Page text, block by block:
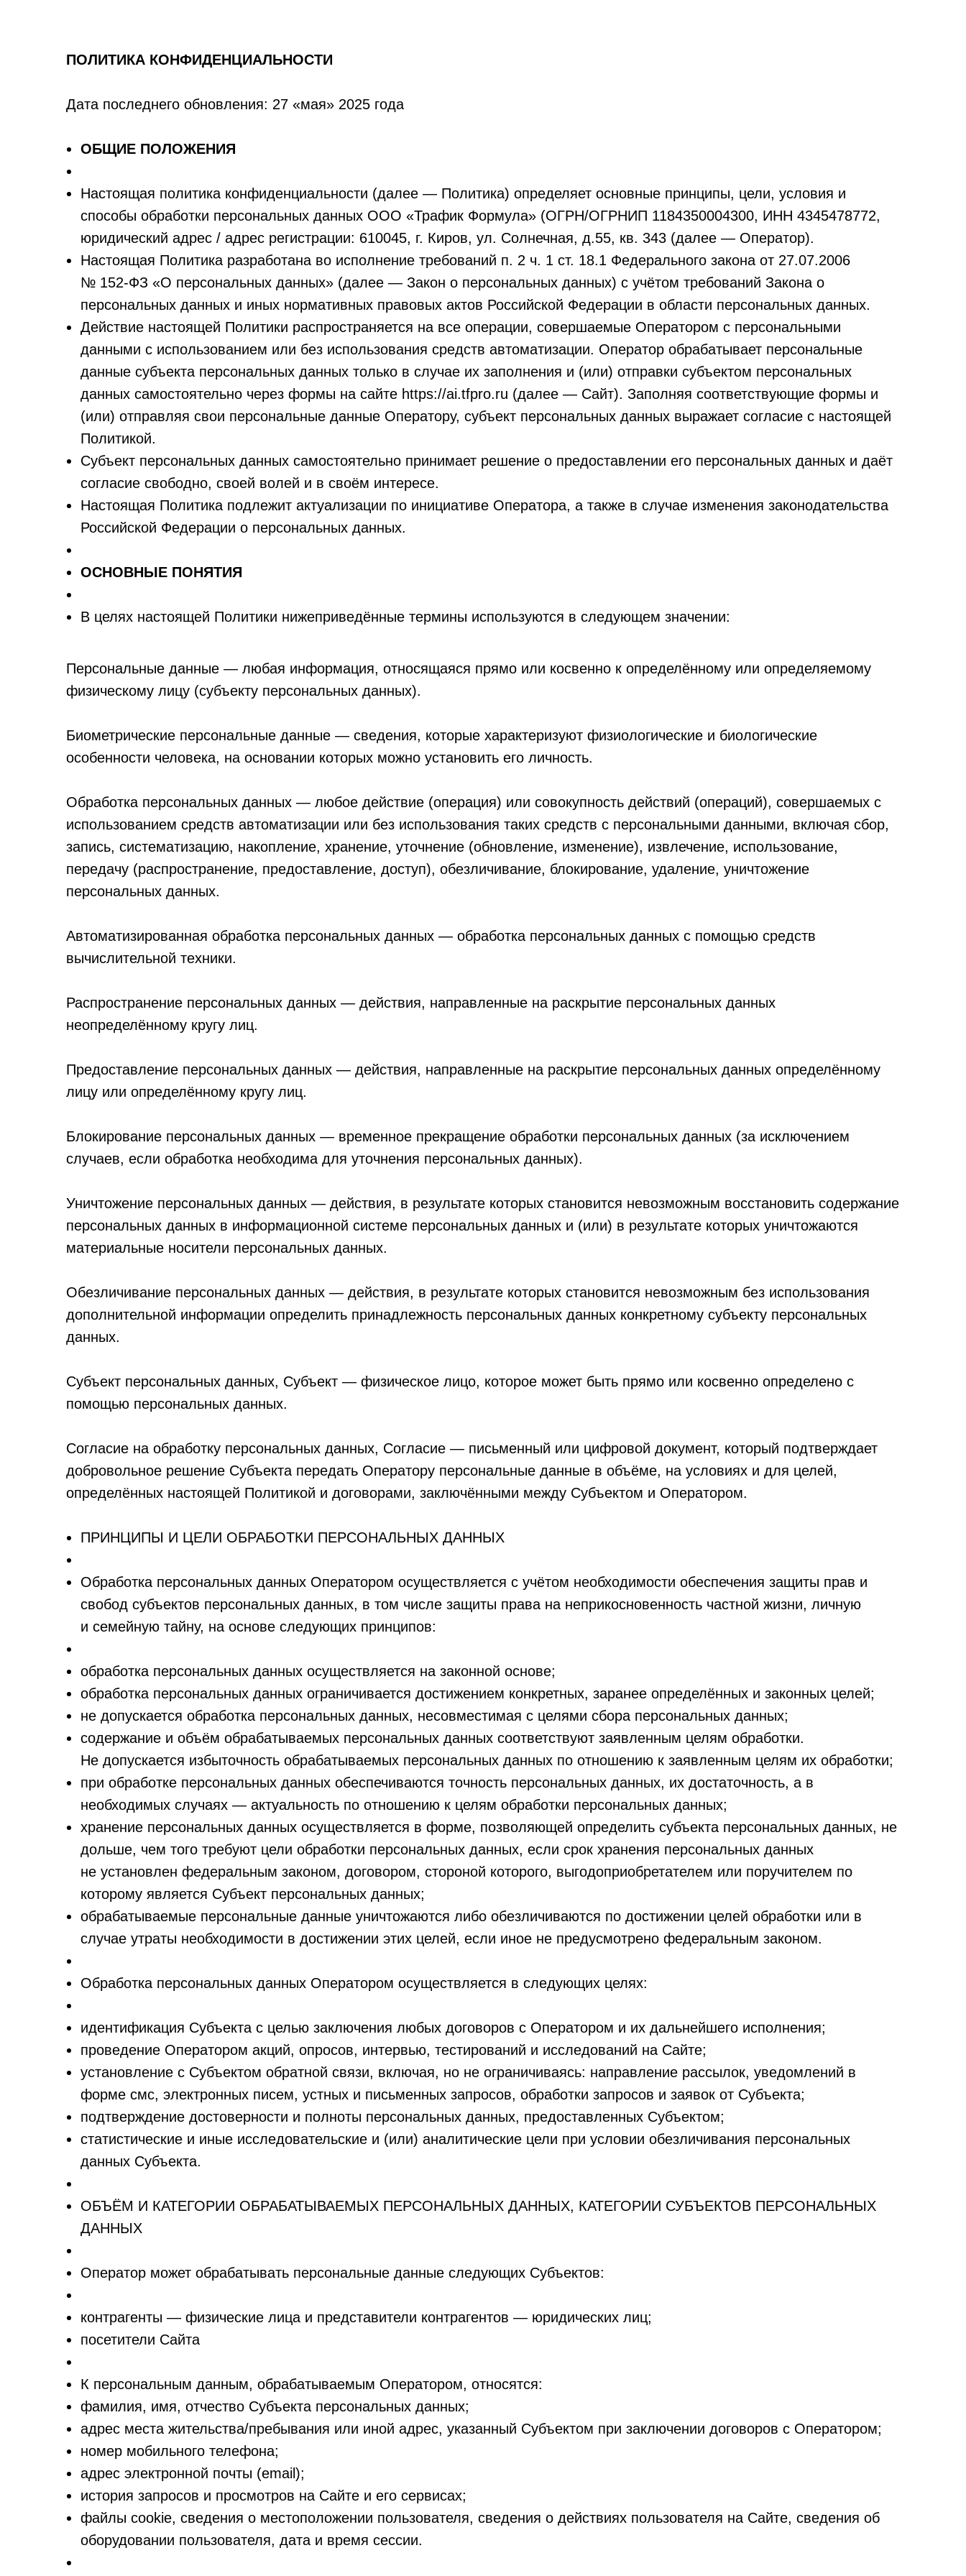
ПОЛИТИКА КОНФИДЕНЦИАЛЬНОСТИ
Дата последнего обновления: 27 «мая» 2025 года
ОБЩИЕ ПОЛОЖЕНИЯ
Настоящая политика конфиденциальности (далее — Политика) определяет основные принципы, цели, условия и
способы обработки персональных данных ООО «Трафик Формула» (ОГРН/ОГРНИП 1184350004300, ИНН 4345478772,
юридический адрес / адрес регистрации: 610045, г. Киров, ул. Солнечная, д.55, кв. 343 (далее — Оператор).
Настоящая Политика разработана во исполнение требований п. 2 ч. 1 ст. 18.1 Федерального закона от 27.07.2006
№ 152-ФЗ «О персональных данных» (далее — Закон о персональных данных) с учётом требований Закона о
персональных данных и иных нормативных правовых актов Российской Федерации в области персональных данных.
Действие настоящей Политики распространяется на все операции, совершаемые Оператором с персональными
данными с использованием или без использования средств автоматизации. Оператор обрабатывает персональные
данные субъекта персональных данных только в случае их заполнения и (или) отправки субъектом персональных
данных самостоятельно через формы на сайте https://ai.tfpro.ru (далее — Сайт). Заполняя соответствующие формы и
(или) отправляя свои персональные данные Оператору, субъект персональных данных выражает согласие с настоящей
Политикой.
Субъект персональных данных самостоятельно принимает решение о предоставлении его персональных данных и даёт
согласие свободно, своей волей и в своём интересе.
Настоящая Политика подлежит актуализации по инициативе Оператора, а также в случае изменения законодательства
Российской Федерации о персональных данных.
ОСНОВНЫЕ ПОНЯТИЯ
В целях настоящей Политики нижеприведённые термины используются в следующем значении:
Персональные данные — любая информация, относящаяся прямо или косвенно к определённому или определяемому
физическому лицу (субъекту персональных данных).
Биометрические персональные данные — сведения, которые характеризуют физиологические и биологические
особенности человека, на основании которых можно установить его личность.
Обработка персональных данных — любое действие (операция) или совокупность действий (операций), совершаемых с
использованием средств автоматизации или без использования таких средств с персональными данными, включая сбор,
запись, систематизацию, накопление, хранение, уточнение (обновление, изменение), извлечение, использование,
передачу (распространение, предоставление, доступ), обезличивание, блокирование, удаление, уничтожение
персональных данных.
Автоматизированная обработка персональных данных — обработка персональных данных с помощью средств
вычислительной техники.
Распространение персональных данных — действия, направленные на раскрытие персональных данных
неопределённому кругу лиц.
Предоставление персональных данных — действия, направленные на раскрытие персональных данных определённому
лицу или определённому кругу лиц.
Блокирование персональных данных — временное прекращение обработки персональных данных (за исключением
случаев, если обработка необходима для уточнения персональных данных).
Уничтожение персональных данных — действия, в результате которых становится невозможным восстановить содержание
персональных данных в информационной системе персональных данных и (или) в результате которых уничтожаются
материальные носители персональных данных.
Обезличивание персональных данных — действия, в результате которых становится невозможным без использования
дополнительной информации определить принадлежность персональных данных конкретному субъекту персональных
данных.
Субъект персональных данных, Субъект — физическое лицо, которое может быть прямо или косвенно определено с
помощью персональных данных.
Согласие на обработку персональных данных, Согласие — письменный или цифровой документ, который подтверждает
добровольное решение Субъекта передать Оператору персональные данные в объёме, на условиях и для целей,
определённых настоящей Политикой и договорами, заключёнными между Субъектом и Оператором.
ПРИНЦИПЫ И ЦЕЛИ ОБРАБОТКИ ПЕРСОНАЛЬНЫХ ДАННЫХ
Обработка персональных данных Оператором осуществляется с учётом необходимости обеспечения защиты прав и
свобод субъектов персональных данных, в том числе защиты права на неприкосновенность частной жизни, личную
и семейную тайну, на основе следующих принципов:
обработка персональных данных осуществляется на законной основе;
обработка персональных данных ограничивается достижением конкретных, заранее определённых и законных целей;
не допускается обработка персональных данных, несовместимая с целями сбора персональных данных;
содержание и объём обрабатываемых персональных данных соответствуют заявленным целям обработки.
Не допускается избыточность обрабатываемых персональных данных по отношению к заявленным целям их обработки;
при обработке персональных данных обеспечиваются точность персональных данных, их достаточность, а в
необходимых случаях — актуальность по отношению к целям обработки персональных данных;
хранение персональных данных осуществляется в форме, позволяющей определить субъекта персональных данных, не
дольше, чем того требуют цели обработки персональных данных, если срок хранения персональных данных
не установлен федеральным законом, договором, стороной которого, выгодоприобретателем или поручителем по
которому является Субъект персональных данных;
обрабатываемые персональные данные уничтожаются либо обезличиваются по достижении целей обработки или в
случае утраты необходимости в достижении этих целей, если иное не предусмотрено федеральным законом.
Обработка персональных данных Оператором осуществляется в следующих целях:
идентификация Субъекта с целью заключения любых договоров с Оператором и их дальнейшего исполнения;
проведение Оператором акций, опросов, интервью, тестирований и исследований на Сайте;
установление с Субъектом обратной связи, включая, но не ограничиваясь: направление рассылок, уведомлений в
форме смс, электронных писем, устных и письменных запросов, обработки запросов и заявок от Субъекта;
подтверждение достоверности и полноты персональных данных, предоставленных Субъектом;
статистические и иные исследовательские и (или) аналитические цели при условии обезличивания персональных
данных Субъекта.
ОБЪЁМ И КАТЕГОРИИ ОБРАБАТЫВАЕМЫХ ПЕРСОНАЛЬНЫХ ДАННЫХ, КАТЕГОРИИ СУБЪЕКТОВ ПЕРСОНАЛЬНЫХ
ДАННЫХ
Оператор может обрабатывать персональные данные следующих Субъектов:
контрагенты — физические лица и представители контрагентов — юридических лиц;
посетители Сайта
К персональным данным, обрабатываемым Оператором, относятся:
фамилия, имя, отчество Субъекта персональных данных;
адрес места жительства/пребывания или иной адрес, указанный Субъектом при заключении договоров с Оператором;
номер мобильного телефона;
адрес электронной почты (email);
история запросов и просмотров на Сайте и его сервисах;
файлы cookie, сведения о местоположении пользователя, сведения о действиях пользователя на Сайте, сведения об
оборудовании пользователя, дата и время сессии.